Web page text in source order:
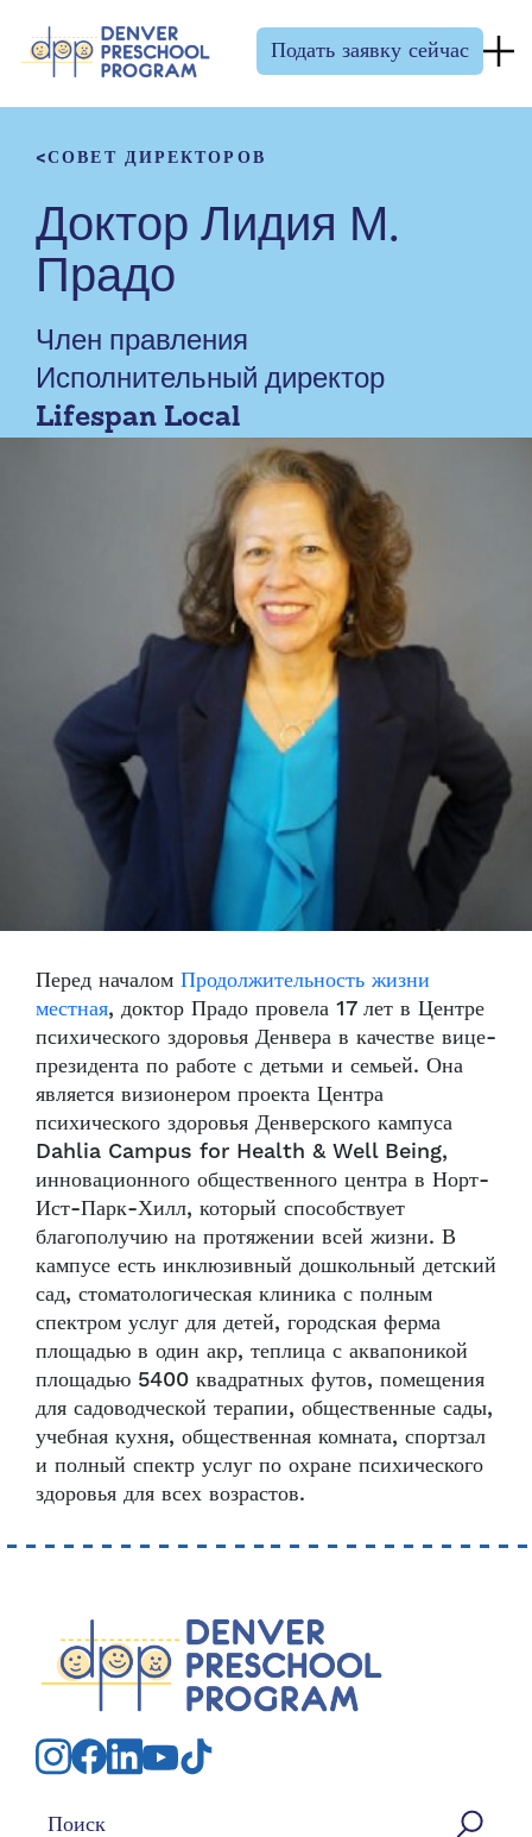
Подать заявку сейчас
СОВЕТ ДИРЕКТОРОВ
Доктор Лидия М.
Прадо
Член правления
Исполнительный директор
Lifespan Local
Перед началом Продолжительность жизни
местная, доктор Прадо провела 17 лет в Центре
психического здоровья Денвера в качестве вице-
президента по работе с детьми и семьей. Она
является визионером проекта Центра
психического здоровья Денверского кампуса
Dahlia Campus for Health & Well Being,
инновационного общественного центра в Норт-
Ист-Парк-Хилл, который способствует
благополучию на протяжении всей жизни. В
кампусе есть инклюзивный дошкольный детский
сад, стоматологическая клиника с полным
спектром услуг для детей, городская ферма
площадью в один акр, теплица с аквапоникой
площадью 5400 квадратных футов, помещения
для садоводческой терапии, общественные сады,
учебная кухня, общественная комната, спортзал
и полный спектр услуг по охране психического
здоровья для всех возрастов.
Искать: